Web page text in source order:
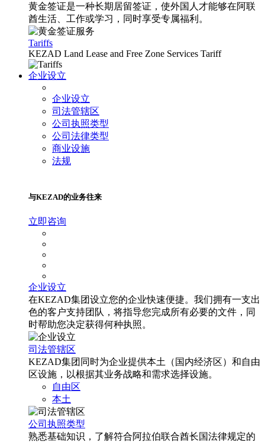
黄金签证是一种长期居留签证，使外国人才能够在阿联
酋生活、工作或学习，同时享受专属福利。
Tariffs
KEZAD Land Lease and Free Zone Services Tariff
企业设立
企业设立
司法管辖区
公司执照类型
公司法律类型
商业设施
法规
与KEZAD的业务往来
立即咨询
企业设立
在KEZAD集团设立您的企业快速便捷。我们拥有一支出
色的客户支持团队，将指导您完成所有必要的文件，同
时帮助您决定获得何种执照。
司法管辖区
KEZAD集团同时为企业提供本土（国内经济区）和自由
区设施，以根据其业务战略和需求选择设施。
自由区
本土
公司执照类型
熟悉基础知识，了解符合阿拉伯联合酋长国法律规定的